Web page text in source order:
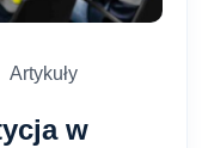
Artykuły
w